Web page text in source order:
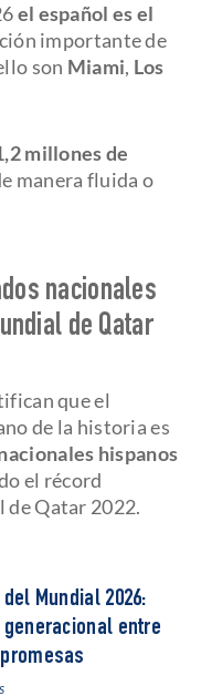
el español es el
importante de
son Miami, Los
millones de
manera fluida o
nacionales
de Qatar
que el
de la historia es
hispanos
el récord
de Qatar 2022.
Mundial 2026:
entre